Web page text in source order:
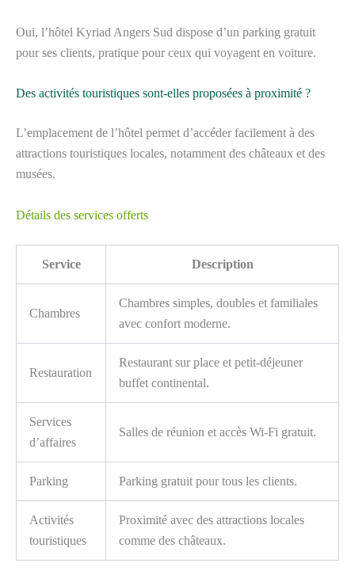
Oui, l’hôtel Kyriad Angers Sud dispose d’un parking gratuit
pour ses clients, pratique pour ceux qui voyagent en voiture.
Des activités touristiques sont-elles proposées à proximité ?
L’emplacement de l’hôtel permet d’accéder facilement à des
attractions touristiques locales, notamment des châteaux et des
musées.
Détails des services offerts
Service Description
Chambres
Chambres simples, doubles et familiales
avec confort moderne.
Restauration
Restaurant sur place et petit-déjeuner
buffet continental.
Services
d’affaires
Salles de réunion et accès Wi-Fi gratuit.
Parking Parking gratuit pour tous les clients.
Activités
touristiques
Proximité avec des attractions locales
comme des châteaux.